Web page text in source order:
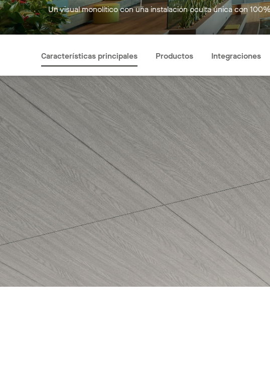
Un visual monolítico con una instalación oculta única con
Características principales Productos Integraciones